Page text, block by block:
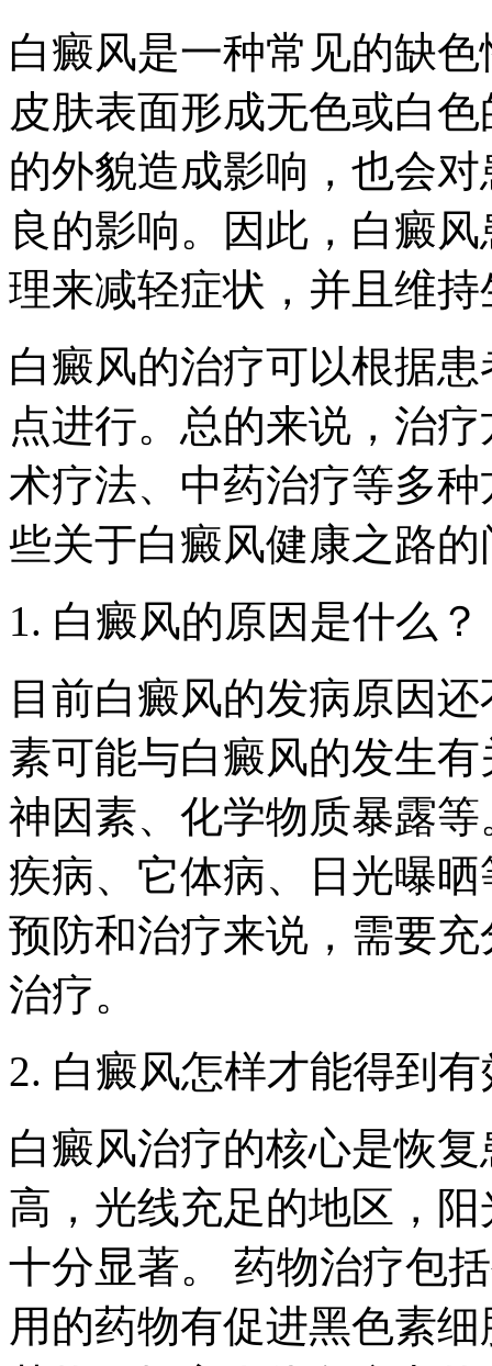
白癜风是一种常见的缺
皮肤表面形成无色或白
的外貌造成影响，也会
良的影响。因此，白癜
理来减轻症状，并且维
白癜风的治疗可以根据
点进行。总的来说，治
术疗法、中药治疗等多
些关于白癜风健康之路的
1. 白癜风的原因是什么？
目前白癜风的发病原因
素可能与白癜风的发生
神因素、化学物质暴露
疾病、它体病、日光曝
预防和治疗来说，需要
治疗。
2. 白癜风怎样才能得到
白癜风治疗的核心是恢
高，光线充足的地区，
十分显著。 药物治疗包
用的药物有促进黑色素